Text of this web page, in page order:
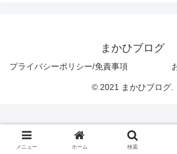
まかひブログ
プライバシーポリシー/免責事項
© 2021 まかひブログ.
メニュー ホーム 検索